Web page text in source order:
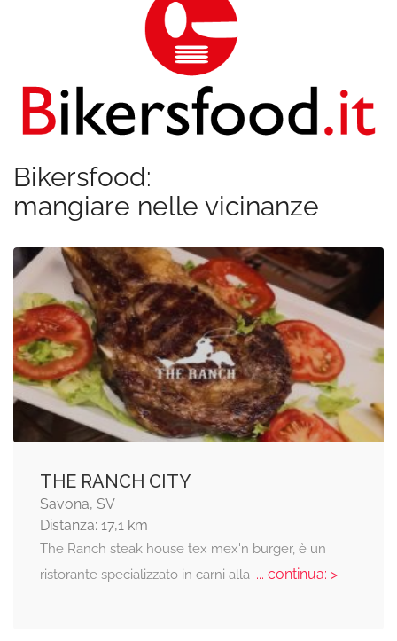
Bikersfood:
mangiare nelle vicinanze
THE RANCH CITY
Savona, SV
Distanza: 17,1 km
The Ranch steak house tex mex'n burger, è un
ristorante specializzato in carni alla... continua: >